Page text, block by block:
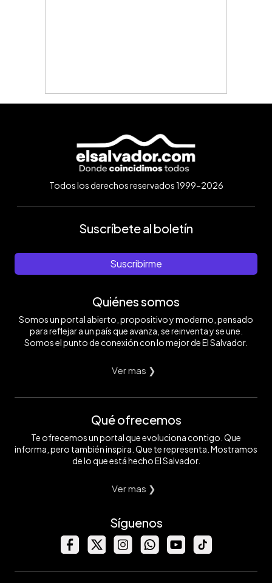
Todos los derechos reservados 1999-2026
Suscríbete al boletín
Suscribirme
Quiénes somos
Somos un portal abierto, propositivo y moderno, pensado
para reflejar a un país que avanza, se reinventa y se une.
Somos el punto de conexión con lo mejor de El Salvador.
Ver mas ❯
Qué ofrecemos
Te ofrecemos un portal que evoluciona contigo. Que
informa, pero también inspira. Que te representa. Mostramos
de lo que está hecho El Salvador.
Ver mas ❯
Síguenos